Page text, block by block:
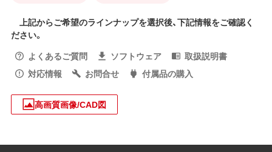
上記からご希望のラインナップを選択後、下記情報をご確認く
ださい。
よくあるご質問
ソフトウェア
取扱説明書
対応情報
お問合せ 付属品の購入
高画質画像/CAD図